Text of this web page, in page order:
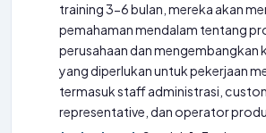
training 3-6 bulan, mereka akan
pemahaman mendalam tentang
perusahaan dan mengembangkan
yang diperlukan untuk pekerjaan
termasuk staff administrasi,
representative, dan operator